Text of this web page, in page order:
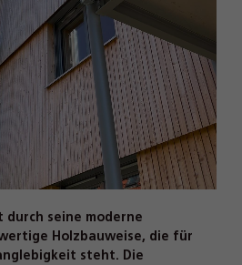
durch seine moderne
Holzbauweise, die für
steht. Die